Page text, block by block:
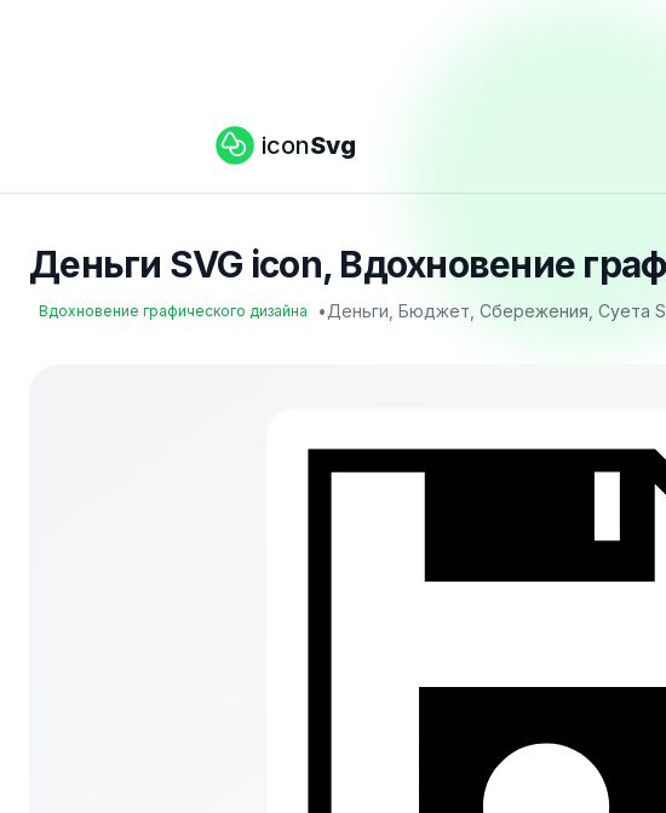
iconSvg
Деньги SVG icon, Вдохновение
Вдохновение графического дизайна •Деньги, Бюджет, Сбережения, Суета